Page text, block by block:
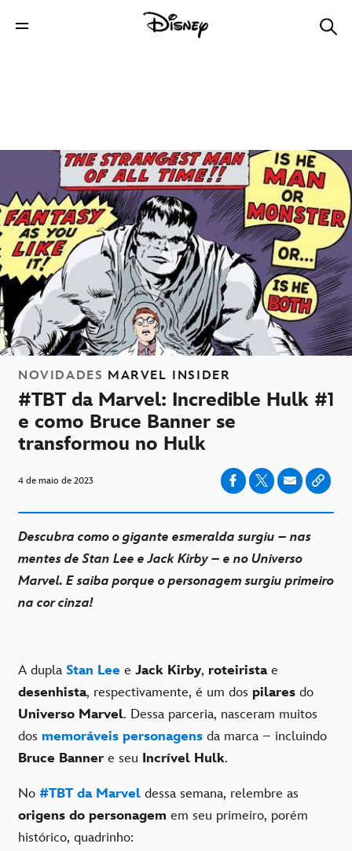
NOVIDADES MARVEL INSIDER
#TBT da Marvel: Incredible Hulk #1
e como Bruce Banner se
transformou no Hulk
4 de maio de 2023
Descubra como o gigante esmeralda surgiu – nas
mentes de Stan Lee e Jack Kirby – e no Universo
Marvel. E saiba porque o personagem surgiu primeiro
na cor cinza!
A dupla Stan Lee e Jack Kirby, roteirista e
desenhista, respectivamente, é um dos pilares do
Universo Marvel. Dessa parceria, nasceram muitos
dos memoráveis personagens da marca – incluindo
Bruce Banner e seu Incrível Hulk.
No #TBT da Marvel dessa semana, relembre as
origens do personagem em seu primeiro, porém
histórico, quadrinho: